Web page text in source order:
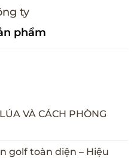
ty
phẩm
VÀ CÁCH PHÒNG
golf toàn diện – Hiệu